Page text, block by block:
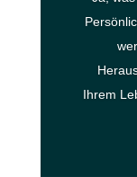
Ihrem